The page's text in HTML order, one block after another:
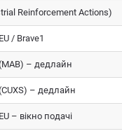
Reinforcement Actions)
/ Brave1
– дедлайн
– дедлайн
– вікно подачі